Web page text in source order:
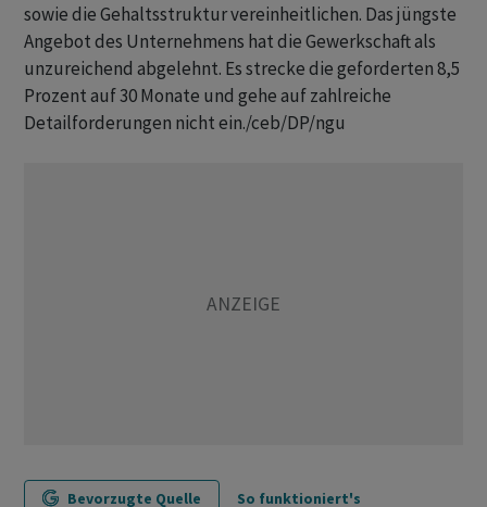
sowie die Gehaltsstruktur vereinheitlichen. Das jüngste
Angebot des Unternehmens hat die Gewerkschaft als
unzureichend abgelehnt. Es strecke die geforderten 8,5
Prozent auf 30 Monate und gehe auf zahlreiche
Detailforderungen nicht ein./ceb/DP/ngu
Bevorzugte Quelle So funktioniert's